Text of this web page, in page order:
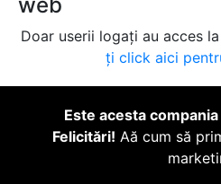
Doar userii logați au acces
ți click aici
Este acesta
Felicitări! Aă cum să